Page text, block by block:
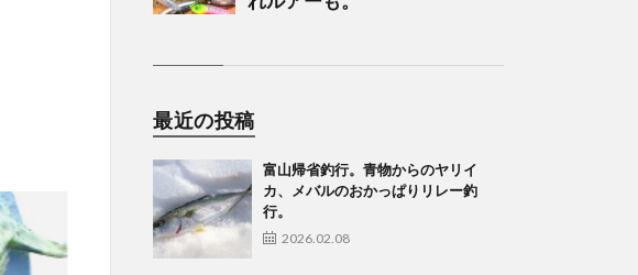
最近の投稿
富山帰省釣行。青物からのヤリイ
カ、メバルのおかっぱりリレー釣
行。
2026.02.08